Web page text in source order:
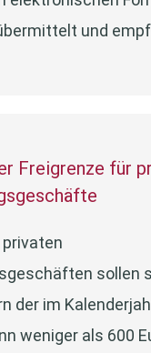
und
Freigrenze für
sollen
der im
weniger als 600